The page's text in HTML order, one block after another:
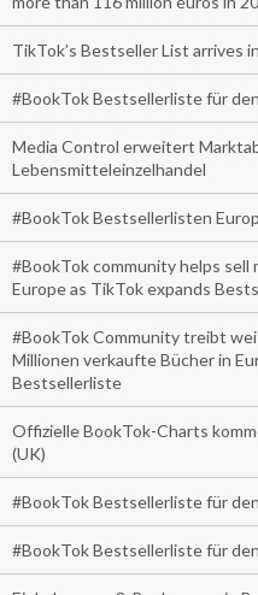
TikTok’s Bestseller List arrives
#BookTok Bestsellerliste für
Media Control erweitert
Lebensmitteleinzelhandel
#BookTok Bestsellerlisten
#BookTok community helps sell
Europe as TikTok expands
#BookTok Community treibt
Millionen verkaufte Bücher in
Bestsellerliste
Offizielle BookTok-Charts
(UK)
#BookTok Bestsellerliste für
#BookTok Bestsellerliste für